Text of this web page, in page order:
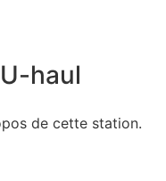
haul
de cette station.